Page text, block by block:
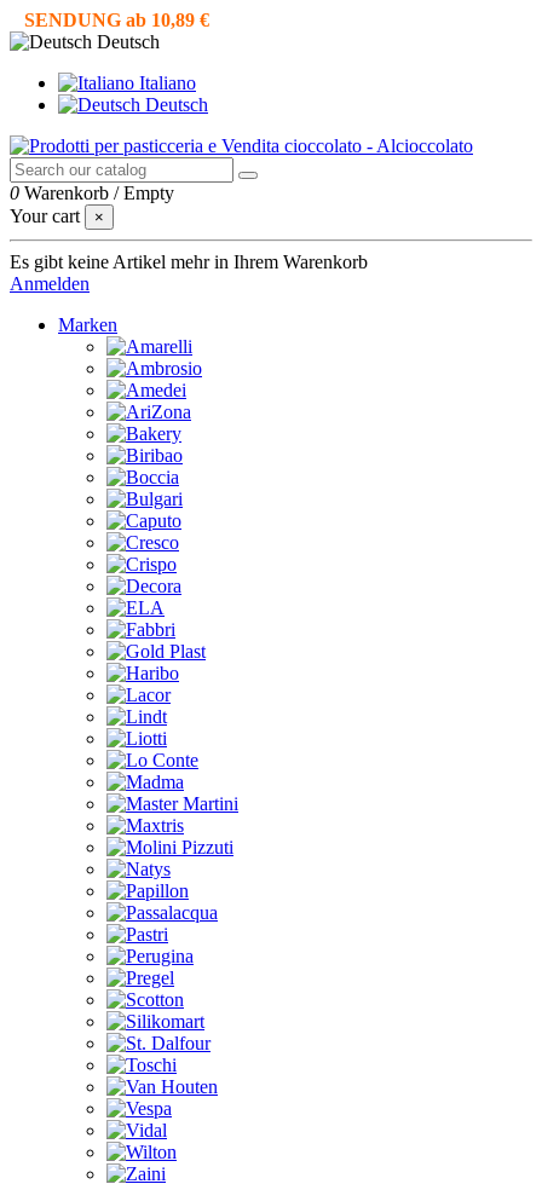
SENDUNG ab 10,89 €
Deutsch
Italiano
Deutsch
0 Warenkorb /Empty
Your cart
×
Es gibt keine Artikel mehr in Ihrem Warenkorb
Anmelden
Marken